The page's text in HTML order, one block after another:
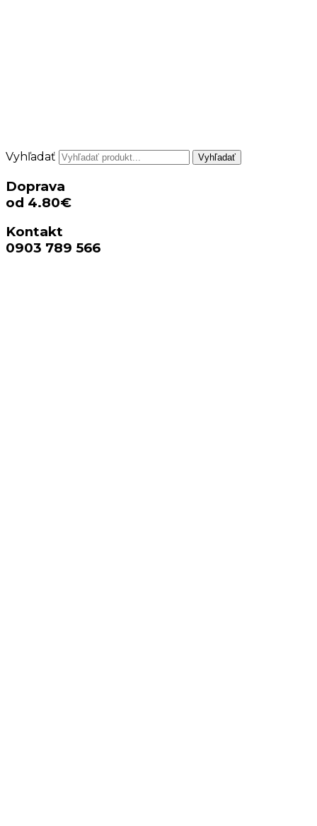
Vyhľadať Vyhľadať
Doprava
od 4.80€
Kontakt
0903 789 566